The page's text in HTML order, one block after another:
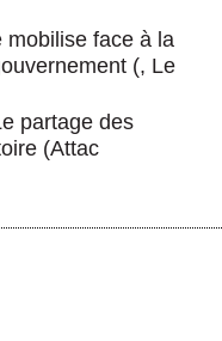
mobilise face à la
(, Le
partage des
(Attac